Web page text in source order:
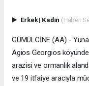
Erkek| Kadın (Haberi
GÜMÜLCİNE (AA) -
Agios Georgios köyünde
arazisi ve ormanlık
ve 19 itfaiye aracıyla